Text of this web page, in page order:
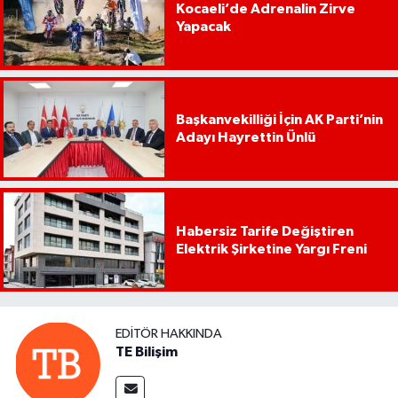
Kocaeli’de Adrenalin Zirve
Yapacak
Başkanvekilliği İçin AK Parti’nin
Adayı Hayrettin Ünlü
Habersiz Tarife Değiştiren
Elektrik Şirketine Yargı Freni
EDITÖR HAKKINDA
TE Bilişim